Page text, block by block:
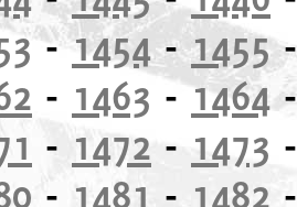
-1454-1455
- 1463 -1464
- 1472 - 1473
- 1481 - 1482